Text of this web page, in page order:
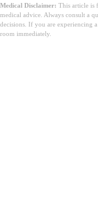
Medical Disclaimer: This article is
medical advice. Always consult a
decisions. If you are experiencing
room immediately.